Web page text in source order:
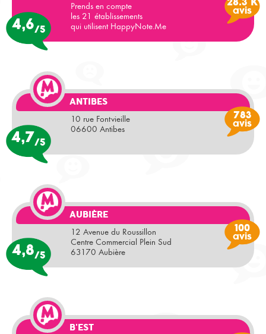
Prends en compte
les 21 établissements
qui utilisent HappyNote.Me
4,6/5
avis
ANTIBES
10 rue Fontvieille
06600 Antibes
4,7/5
783
avis
AUBIÈRE
12 Avenue du Roussillon
Centre Commercial Plein Sud
63170 Aubière
4,8/5
100
avis
B'EST